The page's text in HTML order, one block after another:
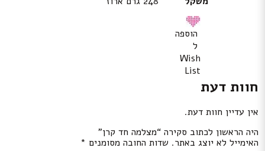
הוספה
ל
Wish
List
חוות דעת
אין עדיין חוות דעת.
היה הראשון לכתוב סקירה “מצלמה חד קרן”
האימייל לא יוצג באתר. שדות החובה מסומנים *